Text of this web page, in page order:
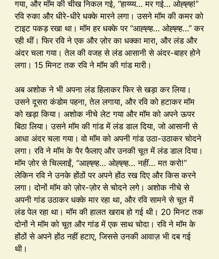
गया, और मॉम की चीख निकल गई, “हाय्य्य… मर गई… ओह्ह्ह!”
रवि रुका और धीरे-धीरे धक्के मारने लगा। उसने मॉम की कमर को
टाइट पकड़ रखा था। मॉम हर धक्के पर “आह्ह्ह… ओह्ह्ह…” कर
रही थीं। फिर रवि ने एक और ज़ोर का धक्का मारा, और लंड और
अंदर चला गया। तेल की वजह से लंड आसानी से अंदर-बाहर होने
लगा। 15 मिनट तक रवि ने मॉम की गांड मारी।
अब अशोक ने भी अपना लंड हिलाकर फिर से खड़ा कर लिया।
उसने दूसरा कंडोम पहना, तेल लगाया, और रवि को हटाकर मॉम
को खड़ा किया। अशोक नीचे लेट गया और मॉम को अपने ऊपर
बिठा लिया। उसने मॉम की गांड में लंड डाल दिया, जो आसानी से
आधा अंदर चला गया। वो मॉम को अपनी गांड उठा-उठाकर चोदने
लगा। रवि ने मॉम के पैर फैलाए और उनकी चूत में लंड डाल दिया।
मॉम ज़ोर से चिल्लाईं, “आह्ह्ह… ओह्ह्ह… नहीं… मत करो!”
लेकिन रवि ने उनके होंठों पर अपने होंठ रख दिए और किस करने
लगा। दोनों मॉम को ज़ोर-ज़ोर से चोदने लगे। अशोक नीचे से
अपनी गांड उठाकर धक्के मार रहा था, और रवि सामने से चूत में
लंड पेल रहा था। मॉम की हालत खराब हो गई थी। 20 मिनट तक
दोनों ने मॉम को चूत और गांड में एक साथ चोदा। रवि ने मॉम के
होंठों से अपने होंठ नहीं हटाए, जिससे उनकी आवाज़ भी दब गई
थी।